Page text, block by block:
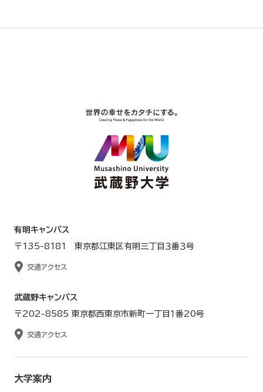
有明キャンパス
〒135-8181 東京都江東区有明三丁目３番３号
交通アクセス
武蔵野キャンパス
〒202-8585 東京都西東京市新町一丁目１番20号
交通アクセス
大学案内